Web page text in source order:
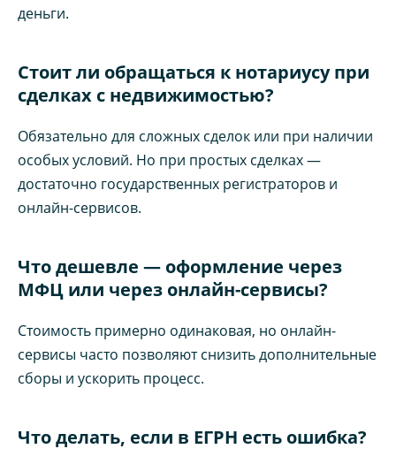
деньги.
Стоит ли обращаться к нотариусу при
сделках с недвижимостью?
Обязательно для сложных сделок или при наличии
особых условий. Но при простых сделках —
достаточно государственных регистраторов и
онлайн-сервисов.
Что дешевле — оформление через
МФЦ или через онлайн-сервисы?
Стоимость примерно одинаковая, но онлайн-
сервисы часто позволяют снизить дополнительные
сборы и ускорить процесс.
Что делать, если в ЕГРН есть ошибка?